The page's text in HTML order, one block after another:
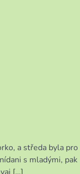
a středa byla pro
s mladými, pak